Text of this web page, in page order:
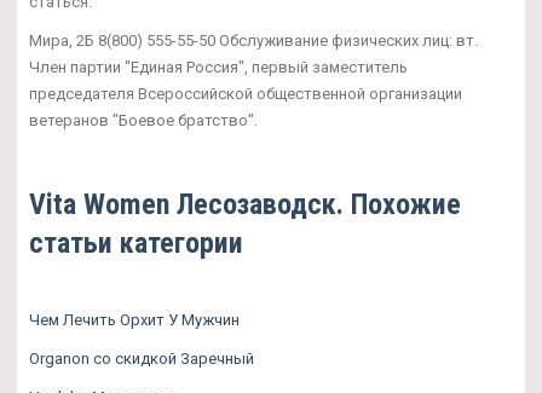
Мира, 2Б 8(800) 555-55-50 Обслуживание физических лиц: вт.
Член партии "Единая Россия", первый заместитель
председателя Всероссийской общественной организации
ветеранов "Боевое братство".
Vita Women Лесозаводск. Похожие
статьи категории
Чем Лечить Орхит У Мужчин
Organon со скидкой Заречный